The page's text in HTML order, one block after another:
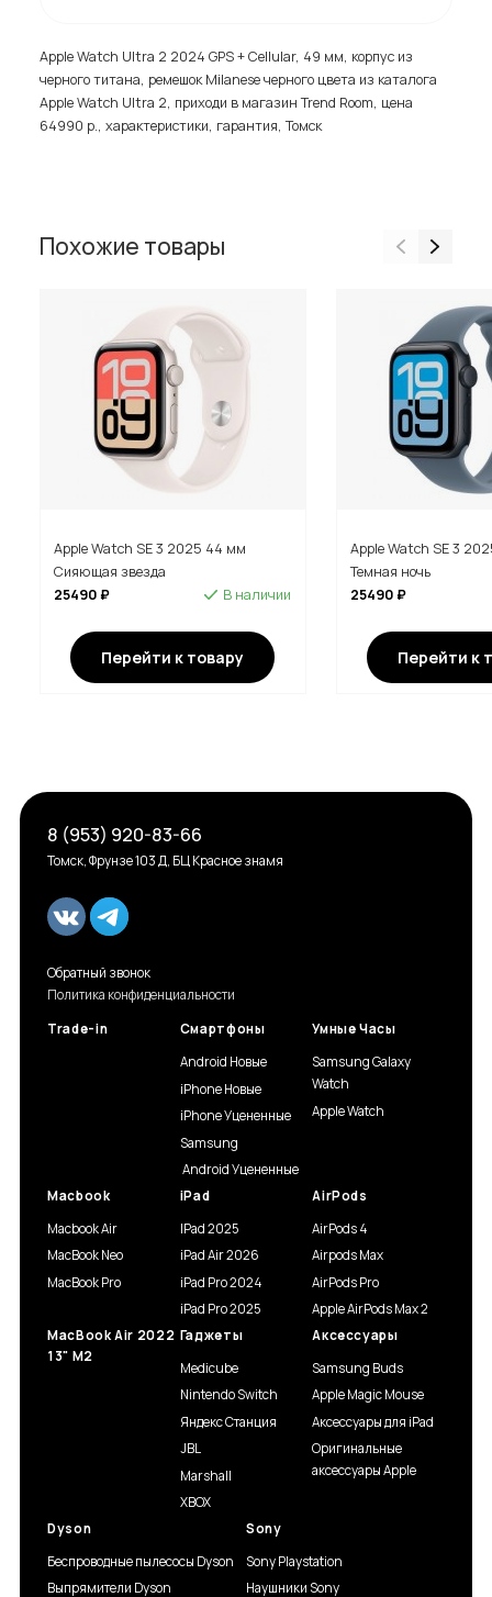
Apple Watch Ultra 2 2024 GPS + Cellular, 49 мм, корпус из
черного титана, ремешок Milanese черного цвета из каталога
Apple Watch Ultra 2, приходи в магазин Trend Room, цена
64990 р., характеристики, гарантия, Томск
Похожие товары
Apple Watch SE 3 2025 44 мм
Сияющая звезда
25490 ₽
В наличии
Перейти к товару
Apple Watch SE 3
Темная ночь
25490 ₽
Перейти к
Trade-in
Смартфоны
Android Новые
iPhone Новые
iPhone Уцененные
Samsung
Android Уцененные
Умные Часы
Samsung Galaxy
Watch
Apple Watch
Macbook
Macbook Air
MacBook Neo
MacBook Pro
iPad
IPad 2025
iPad Air 2026
iPad Pro 2024
iPad Pro 2025
AirPods
AirPods 4
Airpods Max
AirPods Pro
Apple AirPods Max 2
MacBook Air 2022
13" M2
Гаджеты
Medicube
Nintendo Switch
Яндекс Станция
JBL
Marshall
XBOX
Аксессуары
Samsung Buds
Apple Magic Mouse
Аксессуары для iPad
Оригинальные
аксессуары Apple
Dyson
Беспроводные пылесосы Dyson
Выпрямители Dyson
Sony
Sony Playstation
Наушники Sony
8 (953) 920-83-66
Томск, Фрунзе 103 Д, БЦ Красное знамя
Обратный звонок
Политика конфиденциальности